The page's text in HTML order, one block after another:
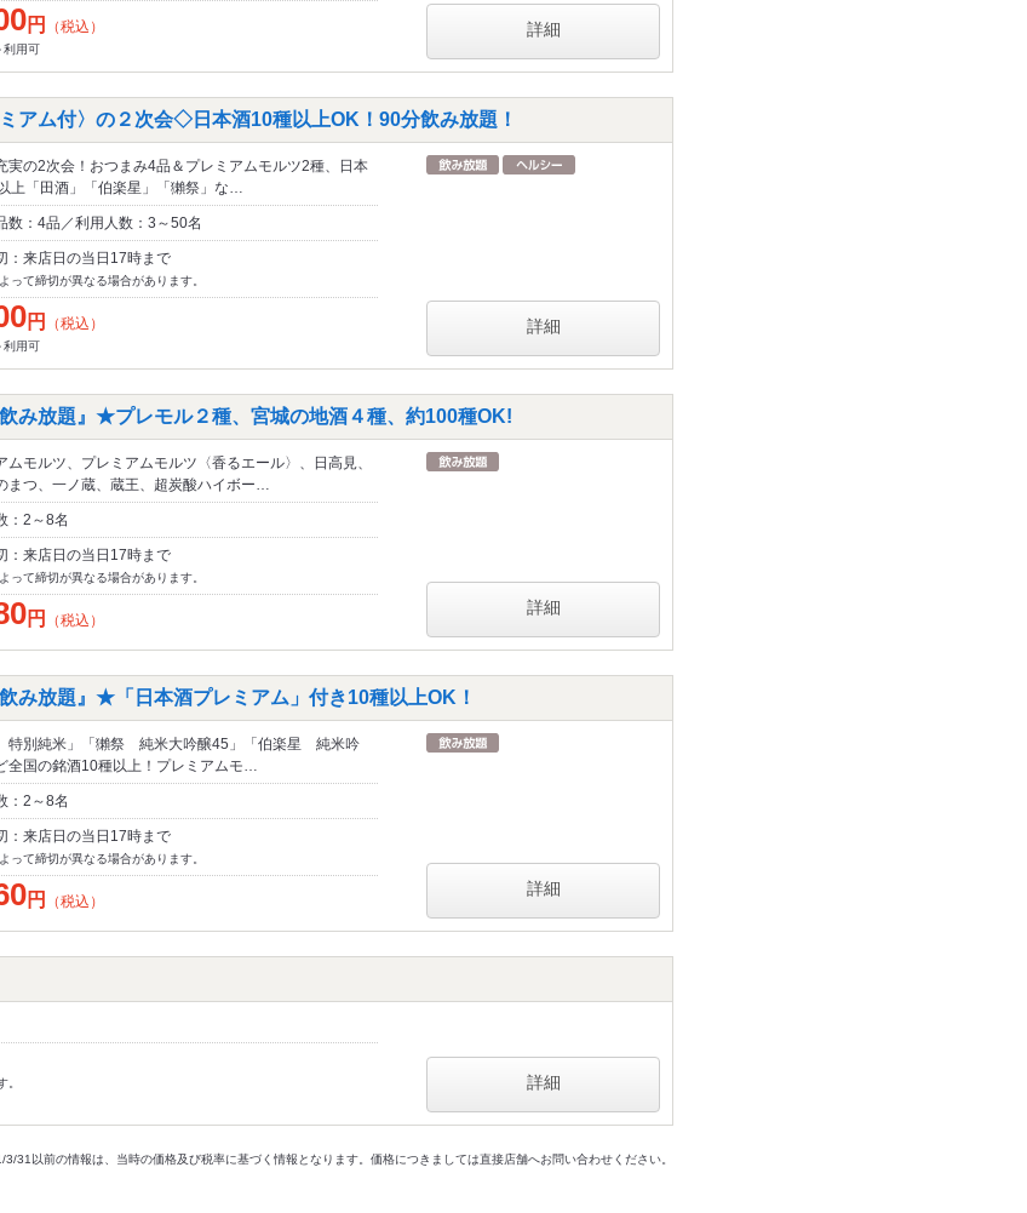
円 （税込）
利用可
詳細
アム付〉の２次会◇日本酒10種以上OK！90分飲み放題！
実の2次会！おつまみ4品＆プレミアムモルツ2種、日本
上「田酒」「伯楽星」「獺祭」な…
数：4品／利用人数：3～50名
：来店日の当日17時まで
って締切が異なる場合があります。
円 （税込）
利用可
詳細
飲み放題』★プレモル２種、宮城の地酒４種、約100種OK!
ムモルツ、プレミアムモルツ〈香るエール〉、日高見、
まつ、一ノ蔵、蔵王、超炭酸ハイボー…
：2～8名
：来店日の当日17時まで
って締切が異なる場合があります。
円 （税込）
詳細
み放題』★「日本酒プレミアム」付き10種以上OK！
特別純米」「獺祭 純米大吟醸45」「伯楽星 純米吟
全国の銘酒10種以上！プレミアムモ…
：2～8名
：来店日の当日17時まで
って締切が異なる場合があります。
円 （税込）
詳細
。 詳細
31以前の情報は、当時の価格及び税率に基づく情報となります。価格につきましては直接店舗へお問い合わせください。